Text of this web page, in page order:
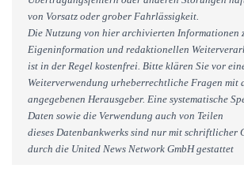
von Vorsatz oder grober Fahrlässigkeit.
Die Nutzung von hier archivierten Informationen
Eigeninformation und redaktionellen
ist in der Regel kostenfrei. Bitte klären Sie vor
Weiterverwendung urheberrechtliche Fragen mit
angegebenen Herausgeber. Eine systematische
Daten sowie die Verwendung auch von Teilen
dieses Datenbankwerks sind nur mit schriftlicher
durch die United News Network GmbH gestattet